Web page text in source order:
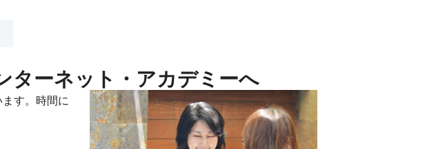
ターネット・アカデミーへ
す。時間に